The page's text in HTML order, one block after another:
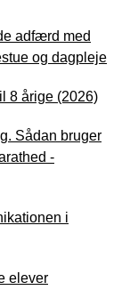
adfærd med
og dagpleje
8 årige (2026)
Sådan bruger
-
i
elever